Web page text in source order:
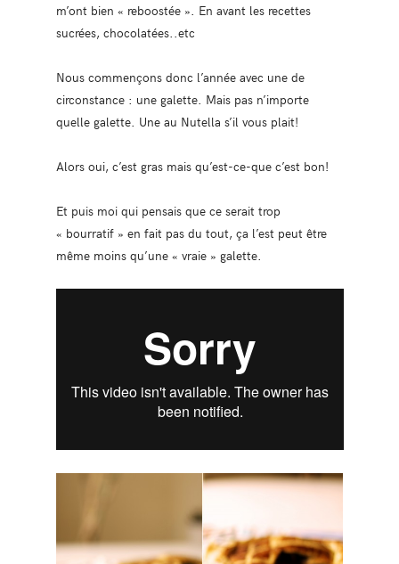
m’ont bien « reboostée ». En avant les recettes
sucrées, chocolatées..etc
Nous commençons donc l’année avec une de
circonstance : une galette. Mais pas n’importe
quelle galette. Une au Nutella s’il vous plait!
Alors oui, c’est gras mais qu’est-ce-que c’est bon!
Et puis moi qui pensais que ce serait trop
« bourratif » en fait pas du tout, ça l’est peut être
même moins qu’une « vraie » galette.